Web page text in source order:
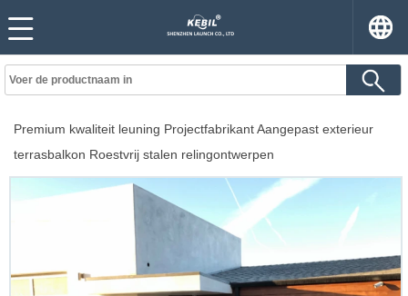
Premium kwaliteit leuning Projectfabrikant Aangepast exterieur
terrasbalkon Roestvrij stalen relingontwerpen